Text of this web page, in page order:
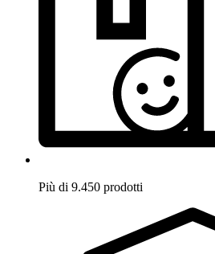
Più di 9.450 prodotti